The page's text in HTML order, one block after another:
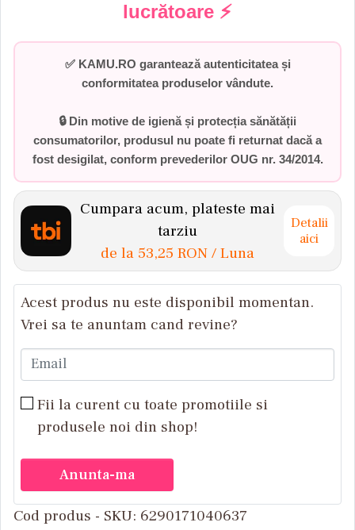
lucrătoare ⚡
✅ KAMU.RO garantează autenticitatea și
conformitatea produselor vândute.
🔒 Din motive de igienă și protecția sănătății
consumatorilor, produsul nu poate fi returnat dacă a
fost desigilat, conform prevederilor OUG nr. 34/2014.
Cumpara acum, plateste mai
tarziu
de la 53,25 RON / Luna
Detalii
aici
Acest produs nu este disponibil momentan.
Vrei sa te anuntam cand revine?
Email
Fii la curent cu toate promotiile si
produsele noi din shop!
Anunta-ma
Cod produs - SKU 6290171040637